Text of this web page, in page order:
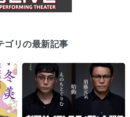
ゴリの最新記事